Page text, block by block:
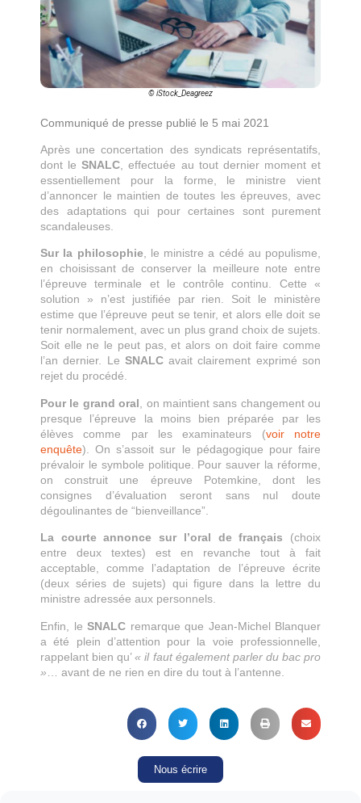
© iStock_Deagreez
Communiqué de presse publié le 5 mai 2021
Après une concertation des syndicats représentatifs,
dont leSNALC , effectuée au tout dernier moment et
essentiellement pour la forme, le ministre vient
d’annoncer le maintien de toutes les épreuves, avec
des adaptations qui pour certaines sont purement
scandaleuses.
Sur la philosophie, le ministre a cédé au populisme,
en choisissant de conserver la meilleure note entre
l’épreuve terminale et le contrôle continu. Cette «
solution » n’est justifiée par rien. Soit le ministère
estime que l’épreuve peut se tenir, et alors elle doit se
tenir normalement, avec un plus grand choix de sujets.
Soit elle ne le peut pas, et alors on doit faire comme
l’an dernier. Le SNALCavait clairement exprimé son
rejet du procédé.
Pour le grand oral , on maintient sans changement ou
presque l’épreuve la moins bien préparée par les
élèves comme par les examinateurs (voir notre
enquête). On s’assoit sur le pédagogique pour faire
prévaloir le symbole politique. Pour sauver la réforme,
on construit une épreuve Potemkine, dont les
consignes d’évaluation seront sans nul doute
dégoulinantes de “bienveillance”.
La courte annonce sur l’oral de français (choix
entre deux textes) est en revanche tout à fait
acceptable, comme l’adaptation de l’épreuve écrite
(deux séries de sujets) qui figure dans la lettre du
ministre adressée aux personnels.
Enfin, le SNALC remarque que Jean-Michel Blanquer
a été plein d’attention pour la voie professionnelle,
rappelant bien qu’« il faut également parler du bac pro
» … avant de ne rien en dire du tout à l’antenne.
Nous écrire